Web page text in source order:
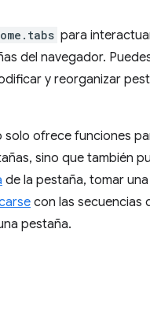
para
del navegador.
y reorganizar
solo ofrece funciones
sino que también
de la pestaña, tomar una
con las secuencias
pestaña.